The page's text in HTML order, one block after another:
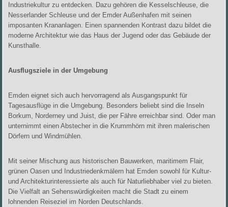
Industriekultur zu entdecken. Dazu gehören die Kesselschleuse, die
Nesserlander Schleuse und der Emder Außenhafen mit seinen
imposanten Krananlagen. Einen spannenden Kontrast dazu bildet die
moderne Architektur wie das Haus der Jugend oder das Gebäude der
Kunsthalle.
Ausflugsziele in der Umgebung
Emden eignet sich auch hervorragend als Ausgangspunkt für
Tagesausflüge in die Umgebung. Besonders beliebt sind die Inseln
Borkum, Norderney und Juist, die per Fähre erreichbar sind. Oder man
unternimmt einen Abstecher in die Krummhörn mit ihren malerischen
Dörfern und Windmühlen.
Mit seiner Mischung aus historischen Bauwerken, maritimem Flair,
grünen Oasen und Industriedenkmälern hat Emden sowohl für Kultur-
und Architekturinteressierte als auch für Naturliebhaber viel zu bieten.
Die Vielfalt an Sehenswürdigkeiten macht die Stadt zu einem
lohnenden Reiseziel im Norden Deutschlands.